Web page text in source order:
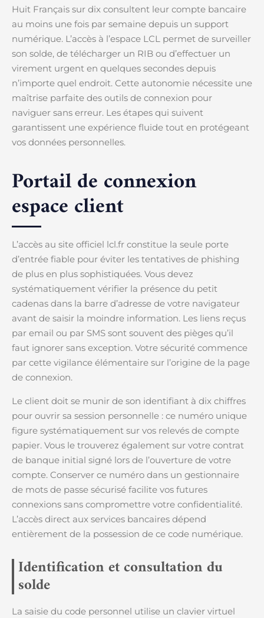
Huit Français sur dix consultent leur compte bancaire
au moins une fois par semaine depuis un support
numérique. L’accès à l’espace LCL permet de surveiller
son solde, de télécharger un RIB ou d’effectuer un
virement urgent en quelques secondes depuis
n’importe quel endroit. Cette autonomie nécessite une
maîtrise parfaite des outils de connexion pour
naviguer sans erreur. Les étapes qui suivent
garantissent une expérience fluide tout en protégeant
vos données personnelles.
Portail de connexion
espace client
L’accès au site officiel lcl.fr constitue la seule porte
d’entrée fiable pour éviter les tentatives de phishing
de plus en plus sophistiquées. Vous devez
systématiquement vérifier la présence du petit
cadenas dans la barre d’adresse de votre navigateur
avant de saisir la moindre information. Les liens reçus
par email ou par SMS sont souvent des pièges qu’il
faut ignorer sans exception. Votre sécurité commence
par cette vigilance élémentaire sur l’origine de la page
de connexion.
Le client doit se munir de son identifiant à dix chiffres
pour ouvrir sa session personnelle : ce numéro unique
figure systématiquement sur vos relevés de compte
papier. Vous le trouverez également sur votre contrat
de banque initial signé lors de l’ouverture de votre
compte. Conserver ce numéro dans un gestionnaire
de mots de passe sécurisé facilite vos futures
connexions sans compromettre votre confidentialité.
L’accès direct aux services bancaires dépend
entièrement de la possession de ce code numérique.
Identification et consultation du
solde
La saisie du code personnel utilise un clavier virtuel